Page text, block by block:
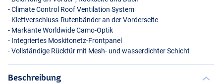
- Climate Control Roof Ventilation System
- Klettverschluss-Rutenbänder an der Vorderseite
- Markante Worldwide Camo-Optik
- Integriertes Moskitonetz-Frontpanel
- Vollständige Rücktür mit Mesh- und wasserdichter Schicht
Beschreibung